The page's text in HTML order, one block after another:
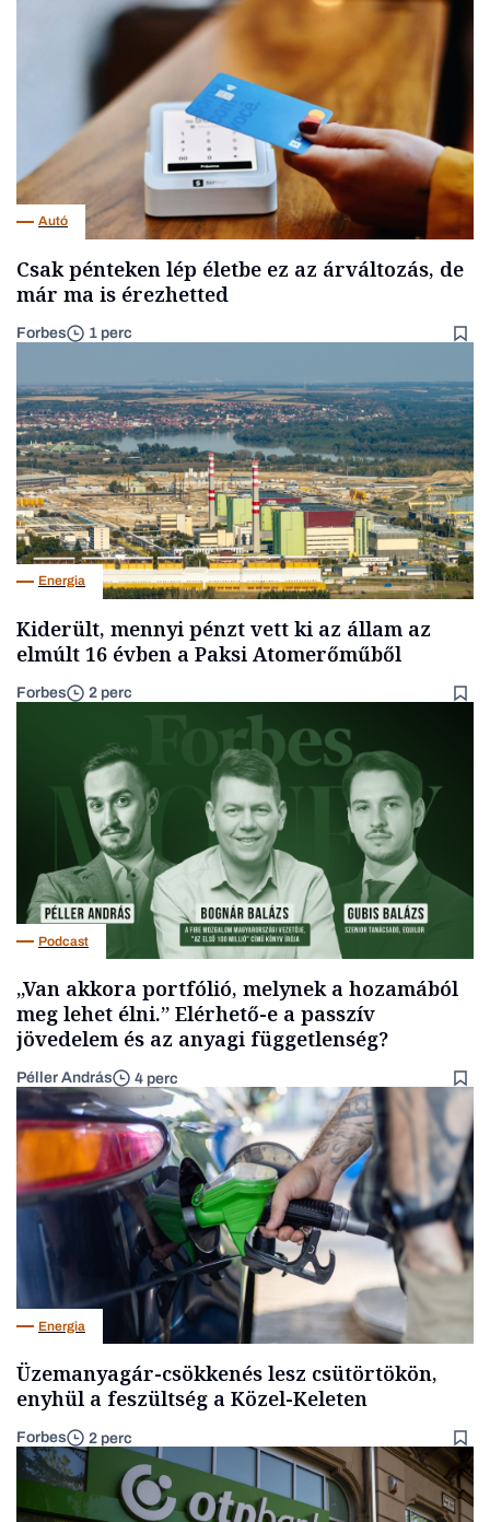
Autó
Csak pénteken lép életbe ez az árváltozás, de
már ma is érezhetted
Forbes 1 perc
Energia
Kiderült, mennyi pénzt vett ki az állam az
elmúlt 16 évben a Paksi Atomerőműből
Forbes 2 perc
Podcast
„Van akkora portfólió, melynek a hozamából
meg lehet élni.” Elérhető-e a passzív
jövedelem és az anyagi függetlenség?
Péller András 4 perc
Energia
Üzemanyagár-csökkenés lesz csütörtökön,
enyhül a feszültség a Közel-Keleten
Forbes 2 perc